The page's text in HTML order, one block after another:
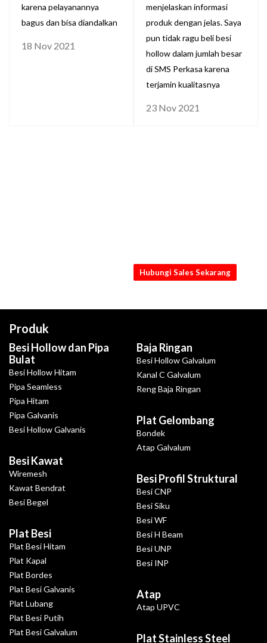
karena pelayanannya
bagus dan bisa diandalkan
18 Nov 2021
menjelaskan informasi
produk dengan jelas. Saya
pun tidak ragu beli besi
hollow dalam jumlah besar
di SMS Perkasa karena
terjamin kualitasnya
23 Nov 2021
Hubungi Sales Sekarang
Produk
Besi Hollow dan Pipa
Bulat
Besi Hollow Hitam
Pipa Seamless
Pipa Hitam
Pipa Galvanis
Besi Hollow Galvanis
Besi Kawat
Wiremesh
Kawat Bendrat
Besi Begel
Plat Besi
Plat Besi Hitam
Plat Kapal
Plat Bordes
Plat Besi Galvanis
Plat Lubang
Plat Besi Putih
Plat Besi Galvalum
Baja Ringan
Besi Hollow Galvalum
Kanal C Galvalum
Reng Baja Ringan
Plat Gelombang
Bondek
Atap Galvalum
Besi Profil Struktural
Besi CNP
Besi Siku
Besi WF
Besi H Beam
Besi UNP
Besi INP
Atap
Atap UPVC
Plat Stainless Steel